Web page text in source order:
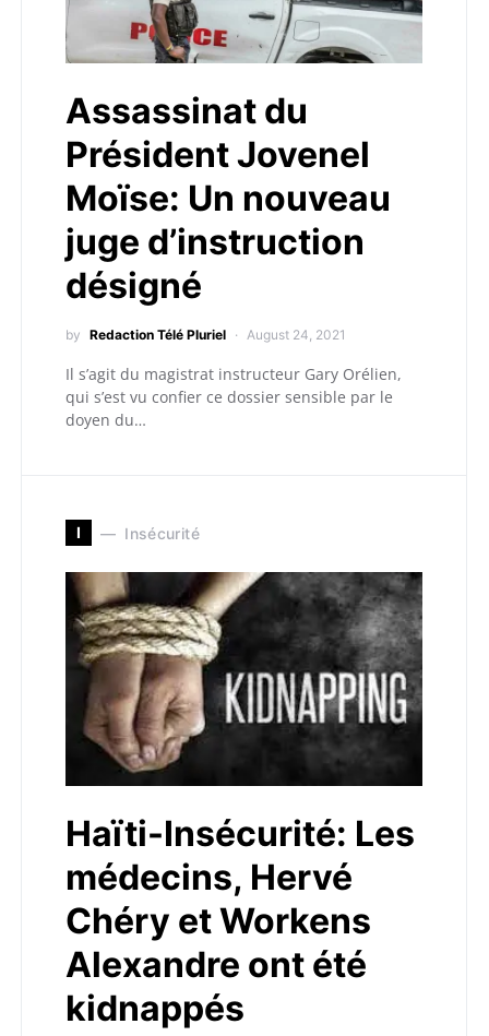
Assassinat du
Président Jovenel
Moïse: Un nouveau
juge d’instruction
désigné
by Redaction Télé Pluriel August 24, 2021
Il s’agit du magistrat instructeur Gary Orélien,
qui s’est vu confier ce dossier sensible par le
doyen du…
I Insécurité
Haïti-Insécurité: Les
médecins, Hervé
Chéry et Workens
Alexandre ont été
kidnappés